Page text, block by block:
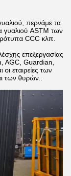
περνάμε τα
ASTM των
CCC κλπ.
επεξεργασίας
AGC, Guardian,
εταιρείες των
των θυρών..